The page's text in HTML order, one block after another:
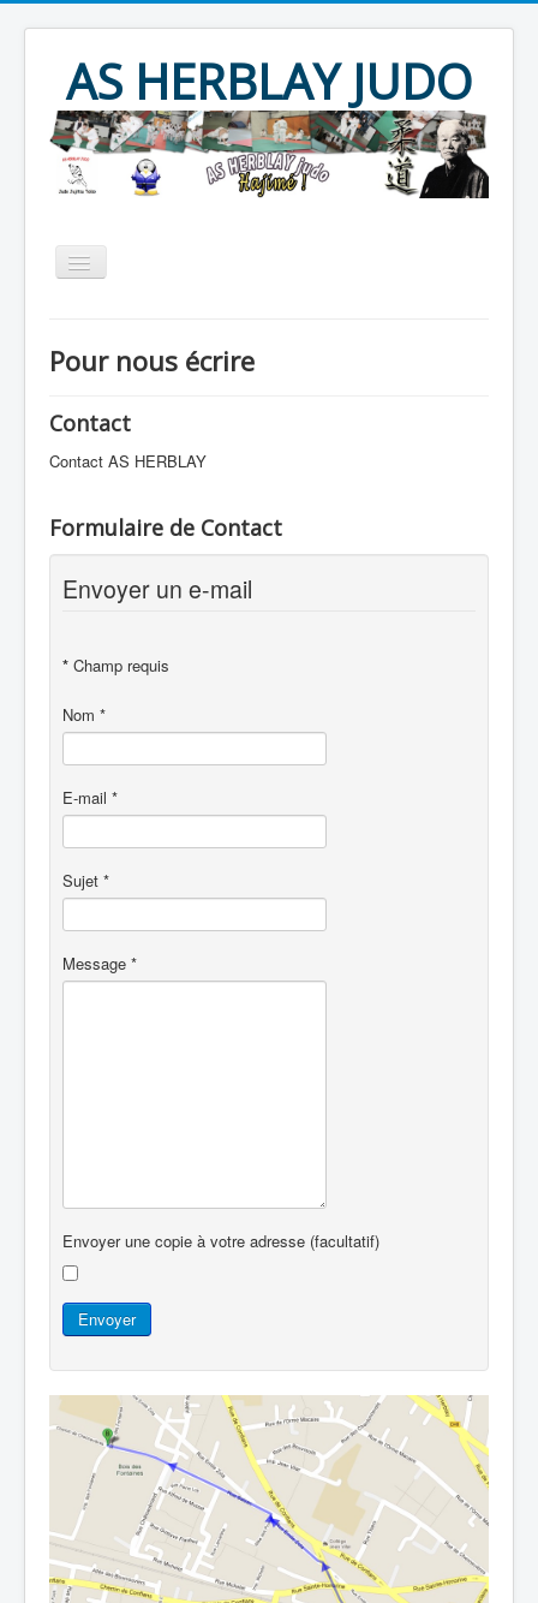
AS HERBLAY JUDO
JUDO
JU JITSU
Evènements
Produits divers
Pour nous écrire
Contact
Contact AS HERBLAY
Formulaire de Contact
Envoyer un e-mail
* Champ requis
Nom *
E-mail *
Sujet *
Message *
Envoyer une copie à votre adresse (facultatif)
Envoyer